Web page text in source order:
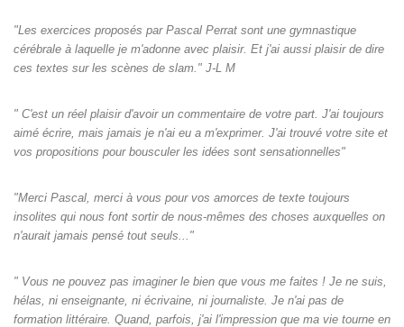
"Les exercices proposés par Pascal Perrat sont une gymnastique
cérébrale à laquelle je m'adonne avec plaisir. Et j'ai aussi plaisir de dire
ces textes sur les scènes de slam." J-L M
" C'est un réel plaisir d'avoir un commentaire de votre part. J'ai toujours
aimé écrire, mais jamais je n'ai eu a m'exprimer. J'ai trouvé votre site et
vos propositions pour bousculer les idées sont sensationnelles"
"Merci Pascal, merci à vous pour vos amorces de texte toujours
insolites qui nous font sortir de nous-mêmes des choses auxquelles on
n'aurait jamais pensé tout seuls‌..."
" Vous ne pouvez pas imaginer le bien que vous me faites ! Je ne suis,
hélas, ni enseignante, ni écrivaine, ni journaliste. Je n'ai pas de
formation littéraire. Quand, parfois, j'ai l'impression que ma vie tourne en